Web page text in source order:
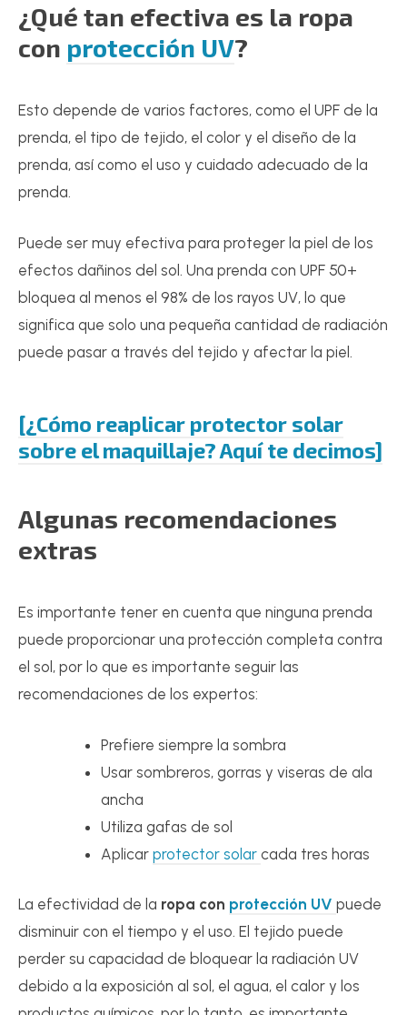
¿Qué tan efectiva es la ropa
con protección UV?
Esto depende de varios factores, como el UPF de la
prenda, el tipo de tejido, el color y el diseño de la
prenda, así como el uso y cuidado adecuado de la
prenda.
Puede ser muy efectiva para proteger la piel de los
efectos dañinos del sol. Una prenda con UPF 50+
bloquea al menos el 98% de los rayos UV, lo que
significa que solo una pequeña cantidad de radiación
puede pasar a través del tejido y afectar la piel.
[¿Cómo reaplicar protector solar
sobre el maquillaje? Aquí te decimos]
Algunas recomendaciones
extras
Es importante tener en cuenta que ninguna prenda
puede proporcionar una protección completa contra
el sol, por lo que es importante seguir las
recomendaciones de los expertos:
Prefiere siempre la sombra
Usar sombreros, gorras y viseras de ala
ancha
Utiliza gafas de sol
Aplicar protector solar cada tres horas
La efectividad de la ropa con protección UV puede
disminuir con el tiempo y el uso. El tejido puede
perder su capacidad de bloquear la radiación UV
debido a la exposición al sol, el agua, el calor y los